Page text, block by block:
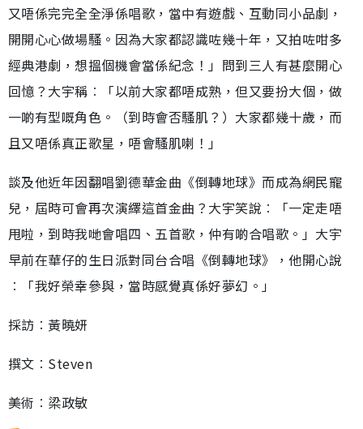
又唔係完完全全淨係唱歌，當中有遊戲、互動同小品劇，
開開心心做場騷。因為大家都認識咗幾十年，又拍咗咁多
經典港劇，想搵個機會當係紀念！」問到三人有甚麼開心
回憶？大宇稱︰「以前大家都唔成熟，但又要扮大個，做
一啲有型嘅角色。（到時會否騷肌？）大家都幾十歲，而
且又唔係真正歌星，唔會騷肌喇！」
談及他近年因翻唱劉德華金曲《倒轉地球》而成為網民寵
兒，屆時可會再次演繹這首金曲？大宇笑說︰「一定走唔
甩啦，到時我哋會唱四、五首歌，仲有啲合唱歌。」大宇
早前在華仔的生日派對同台合唱《倒轉地球》，他開心說
︰「我好榮幸參與，當時感覺真係好夢幻。」
採訪︰黃曉妍
撰文︰Steven
美術︰梁政敏